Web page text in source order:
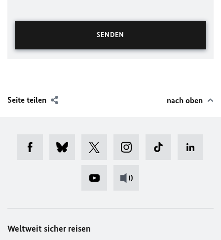
Seite teilen nach oben
Weltweit sicher reisen